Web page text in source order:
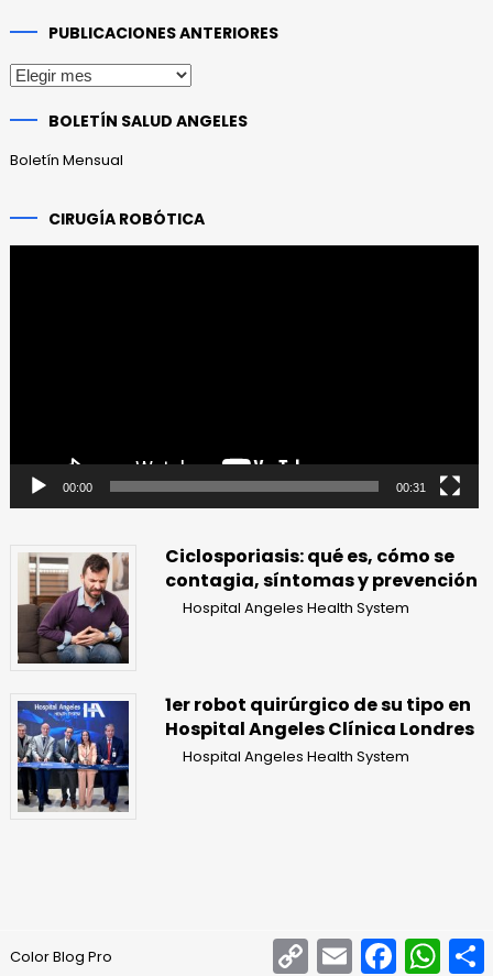
PUBLICACIONES ANTERIORES
Publicaciones
BOLETÍN SALUD ANGELES
Boletín Mensual
CIRUGÍA ROBÓTICA
00:00 00:31
Ciclosporiasis: qué es, cómo se
contagia, síntomas y prevención
Hospital Angeles Health System
1er robot quirúrgico de su tipo en
Hospital Angeles Clínica Londres
Hospital Angeles Health System
Color Blog Pro Copy
Link
Email Facebook